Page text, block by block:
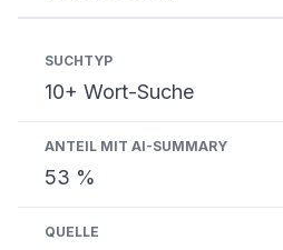
10+ Wort-Suche
53 %